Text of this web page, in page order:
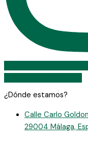
¿Dónde estamos?
Calle Carlo
29004 Málaga,